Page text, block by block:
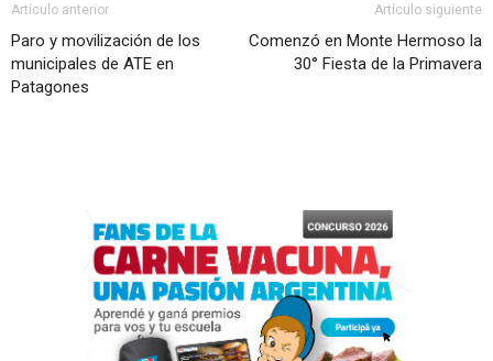
Artículo anterior
Paro y movilización de los
municipales de ATE en
Patagones
Artículo siguiente
Comenzó en Monte Hermoso la
30° Fiesta de la Primavera